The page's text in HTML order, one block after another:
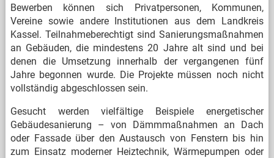
Bewerben können sich Privatpersonen, Kommunen,
Vereine sowie andere Institutionen aus dem Landkreis
Kassel. Teilnahmeberechtigt sind Sanierungsmaßnahmen
an Gebäuden, die mindestens 20 Jahre alt sind und bei
denen die Umsetzung innerhalb der vergangenen fünf
Jahre begonnen wurde. Die Projekte müssen noch nicht
vollständig abgeschlossen sein.
Gesucht werden vielfältige Beispiele energetischer
Gebäudesanierung – von Dämmmaßnahmen an Dach
oder Fassade über den Austausch von Fenstern bis hin
zum Einsatz moderner Heiztechnik, Wärmepumpen oder